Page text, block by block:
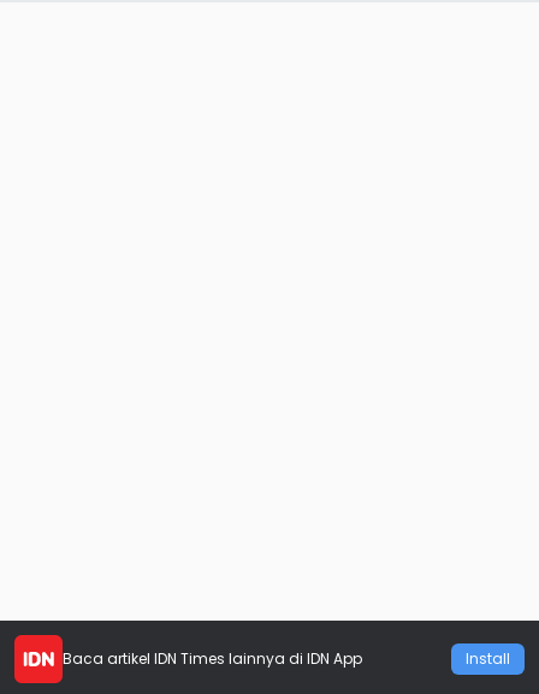
Baca artikel IDN Times lainnya di IDN App Install